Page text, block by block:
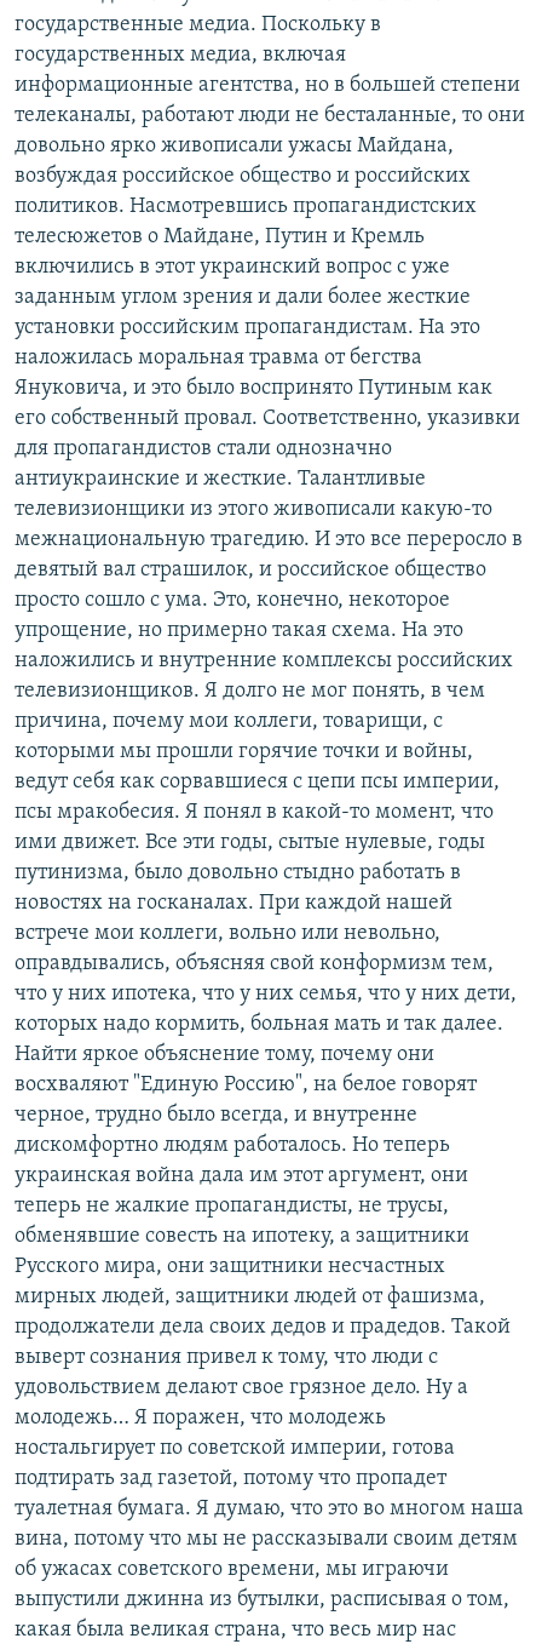
государственные медиа. Поскольку в
государственных медиа, включая
информационные агентства, но в большей степени
телеканалы, работают люди не бесталанные, то они
довольно ярко живописали ужасы Майдана,
возбуждая российское общество и российских
политиков. Насмотревшись пропагандистских
телесюжетов о Майдане, Путин и Кремль
включились в этот украинский вопрос с уже
заданным углом зрения и дали более жесткие
установки российским пропагандистам. На это
наложилась моральная травма от бегства
Януковича, и это было воспринято Путиным как
его собственный провал. Соответственно, указивки
для пропагандистов стали однозначно
антиукраинские и жесткие. Талантливые
телевизионщики из этого живописали какую-то
межнациональную трагедию. И это все переросло в
девятый вал страшилок, и российское общество
просто сошло с ума. Это, конечно, некоторое
упрощение, но примерно такая схема. На это
наложились и внутренние комплексы российских
телевизионщиков. Я долго не мог понять, в чем
причина, почему мои коллеги, товарищи, с
которыми мы прошли горячие точки и войны,
ведут себя как сорвавшиеся с цепи псы империи,
псы мракобесия. Я понял в какой-то момент, что
ими движет. Все эти годы, сытые нулевые, годы
путинизма, было довольно стыдно работать в
новостях на госканалах. При каждой нашей
встрече мои коллеги, вольно или невольно,
оправдывались, объясняя свой конформизм тем,
что у них ипотека, что у них семья, что у них дети,
которых надо кормить, больная мать и так далее.
Найти яркое объяснение тому, почему они
восхваляют "Единую Россию", на белое говорят
черное, трудно было всегда, и внутренне
дискомфортно людям работалось. Но теперь
украинская война дала им этот аргумент, они
теперь не жалкие пропагандисты, не трусы,
обменявшие совесть на ипотеку, а защитники
Русского мира, они защитники несчастных
мирных людей, защитники людей от фашизма,
продолжатели дела своих дедов и прадедов. Такой
выверт сознания привел к тому, что люди с
удовольствием делают свое грязное дело. Ну а
молодежь… Я поражен, что молодежь
ностальгирует по советской империи, готова
подтирать зад газетой, потому что пропадет
туалетная бумага. Я думаю, что это во многом наша
вина, потому что мы не рассказывали своим детям
об ужасах советского времени, мы играючи
выпустили джинна из бутылки, расписывая о том,
какая была великая страна, что весь мир нас